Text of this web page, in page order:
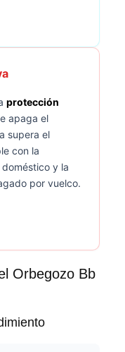
protección
apaga el
supera el
con la
y la
por vuelco.
Orbegozo Bb